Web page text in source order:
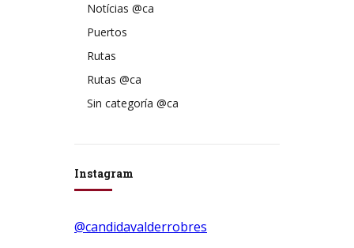
Notícias @ca
Puertos
Rutas
Rutas @ca
Sin categoría @ca
Instagram
@candidavalderrobres